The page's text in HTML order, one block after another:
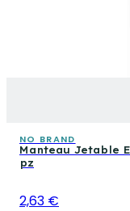
NO BRAND
Manteau Jetable
pz
2,63 €